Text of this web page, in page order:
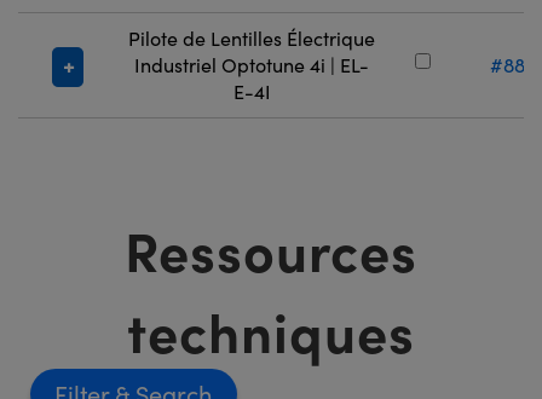
Pilote de Lentilles Électrique
Industriel Optotune 4i | EL-
E-4I
#88-
Ressources
techniques